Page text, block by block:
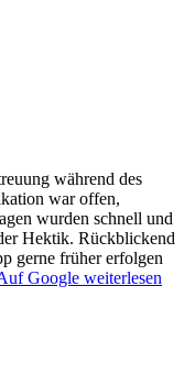
während des
war offen,
wurden schnell und
Hektik. Rückblickend
gerne früher erfolgen
Google weiterlesen